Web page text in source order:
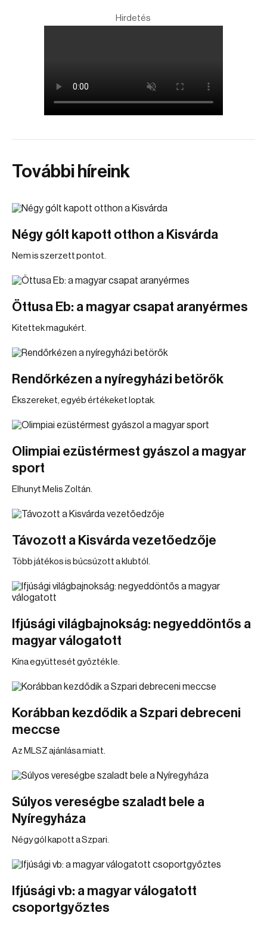
Hirdetés
További híreink
Négy gólt kapott otthon a Kisvárda
Nem is szerzett pontot.
Öttusa Eb: a magyar csapat aranyérmes
Kitettek magukért.
Rendőrkézen a nyíregyházi betörők
Ékszereket, egyéb értékeket loptak.
Olimpiai ezüstérmest gyászol a magyar
sport
Elhunyt Melis Zoltán.
Távozott a Kisvárda vezetőedzője
Több játékos is búcsúzott a klubtól.
Ifjúsági világbajnokság: negyeddöntős a
magyar válogatott
Kína együttesét győzték le.
Korábban kezdődik a Szpari debreceni
meccse
Az MLSZ ajánlása miatt.
Súlyos vereségbe szaladt bele a
Nyíregyháza
Négy gól kapott a Szpari.
Ifjúsági vb: a magyar válogatott
csoportgyőztes